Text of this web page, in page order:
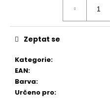
Kategorie:
EAN:
Barva:
Určeno pro:
Zeptat se